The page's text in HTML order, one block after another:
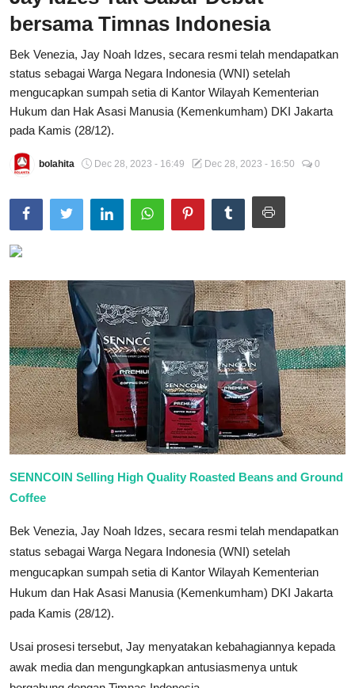
Total Sports
Contact
Pedoman Media Siber
bersama Timnas Indonesia
Bek Venezia, Jay Noah Idzes, secara resmi telah mendapatkan
status sebagai Warga Negara Indonesia (WNI) setelah
mengucapkan sumpah setia di Kantor Wilayah Kementerian
Hukum dan Hak Asasi Manusia (Kemenkumham) DKI Jakarta
pada Kamis (28/12).
bolahita Dec 28, 2023 - 16:49 Dec 28, 2023 - 16:50 0
SENNCOIN Selling High Quality Roasted Beans and Ground
Coffee
Bek Venezia, Jay Noah Idzes, secara resmi telah mendapatkan
status sebagai Warga Negara Indonesia (WNI) setelah
mengucapkan sumpah setia di Kantor Wilayah Kementerian
Hukum dan Hak Asasi Manusia (Kemenkumham) DKI Jakarta
pada Kamis (28/12).
Usai prosesi tersebut, Jay menyatakan kebahagiannya kepada
awak media dan mengungkapkan antusiasmenya untuk